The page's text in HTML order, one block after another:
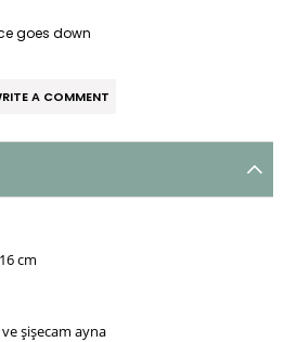
goes down
A COMMENT
cm
şişecam ayna